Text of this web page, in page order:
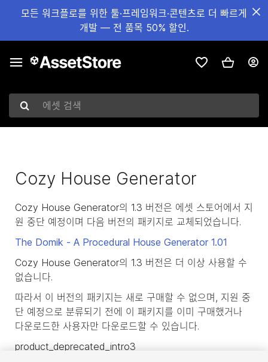
모든 워크플로를 위한 툴·프레임워크·콘텐츠로 더 빠르게
개발 — 전 품목 50% 할인.
에셋 검색
Cozy House Generator
Cozy House Generator의 1.3 버전은 에셋 스토어에서 지
원 중단 예정이며 다음 버전의 패키지로 교체되었습니다.
The Domik - A Procedural House Generator 1.01
Cozy House Generator의 1.3 버전은 더 이상 사용할 수
없습니다.
따라서 이 버전의 패키지는 새로 구매할 수 없으며, 지원 중
단 예정으로 분류되기 전에 이 패키지를 이미 구매했거나
다운로드한 사용자만 다운로드할 수 있습니다.
product_deprecated_intro3